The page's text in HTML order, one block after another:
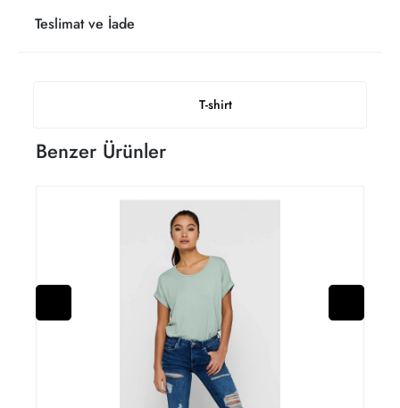
T-shirt
Teslimat ve İade
Benzer Ürünler